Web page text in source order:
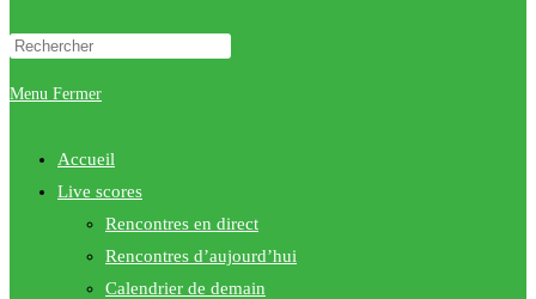
Menu Fermer
Accueil
Live scores
Rencontres en direct
Rencontres d’aujourd’hui
Calendrier de demain